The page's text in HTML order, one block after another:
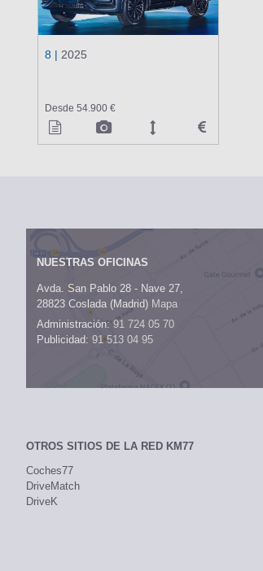
8 | 2025
Desde 54.900 €
NUESTRAS OFICINAS
Avda. San Pablo 28 - Nave 27,
28823 Coslada (Madrid) Mapa
Administración:91 724 05 70
Publicidad: 91 513 04 95
OTROS SITIOS DE LA RED KM77
Coches77
DriveMatch
DriveK